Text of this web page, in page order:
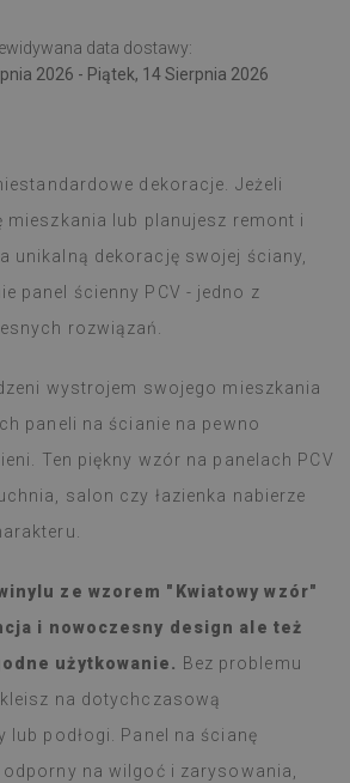
data dostawy:
2026 - Piątek, 14 Sierpnia 2026
dekoracje. Jeżeli
mieszkania lub planujesz remont i
unikalną dekorację swojej ściany,
panel ścienny PCV - jedno z
rozwiązań.
wystrojem swojego mieszkania
paneli na ścianie na pewno
Ten piękny wzór na panelach PCV
salon czy łazienka nabierze
ze wzorem "Kwiatowy wzór"
i nowoczesny design ale też
użytkowanie. Bez problemu
na dotychczasową
lub podłogi. Panel na ścianę
na wilgoć i zarysowania,